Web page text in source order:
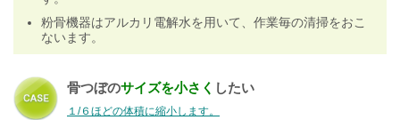
粉骨機器はアルカリ電解水を用いて、作業毎の清掃をおこ
ないます。
骨つぼのサイズを小さく したい
１/６ほどの体積に縮小します。